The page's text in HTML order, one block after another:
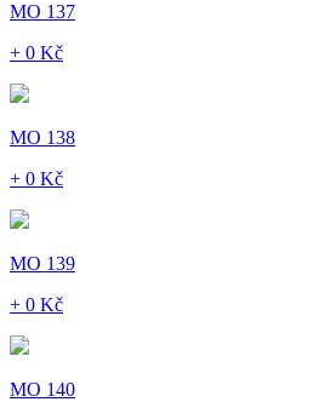
MO 137
+ 0 Kč
MO 138
+ 0 Kč
MO 139
+ 0 Kč
MO 140